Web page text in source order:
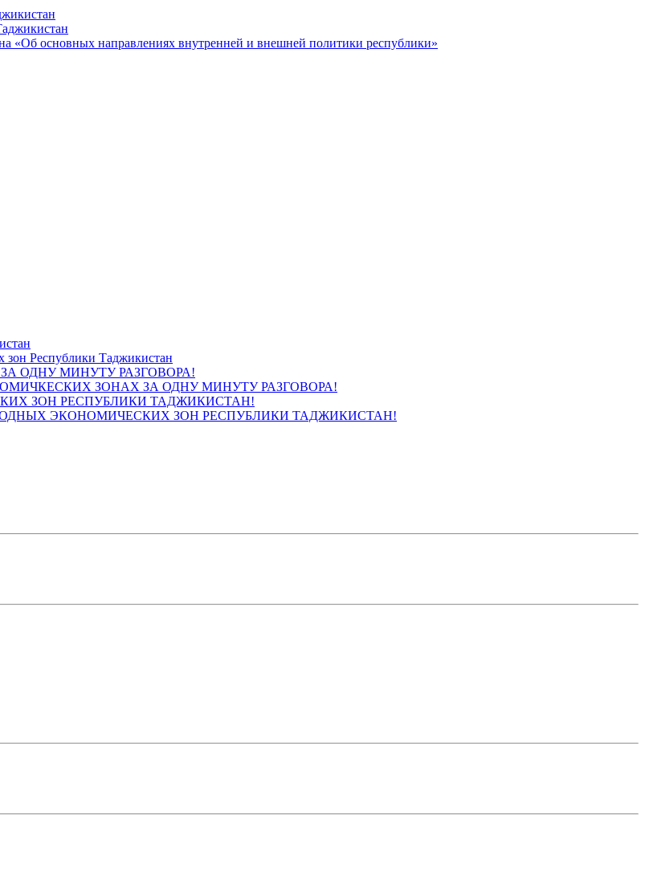
«Об основных направлениях внутренней и внешней политики республики»
ОДНУ МИНУТУ РАЗГОВОРА!
ЗОН РЕСПУБЛИКИ ТАДЖИКИСТАН!